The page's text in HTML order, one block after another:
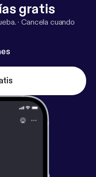
gratis
·Cancela cuando